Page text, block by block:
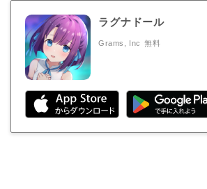
ラグナドール
Grams, Inc 無料